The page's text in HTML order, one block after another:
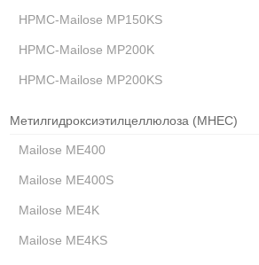
HPMC-Mailose MP150KS
HPMC-Mailose MP200K
HPMC-Mailose MP200KS
Метилгидроксиэтилцеллюлоза (MHEC)
Mailose ME400
Mailose ME400S
Mailose ME4K
Mailose ME4KS